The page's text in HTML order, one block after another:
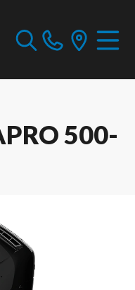
500-